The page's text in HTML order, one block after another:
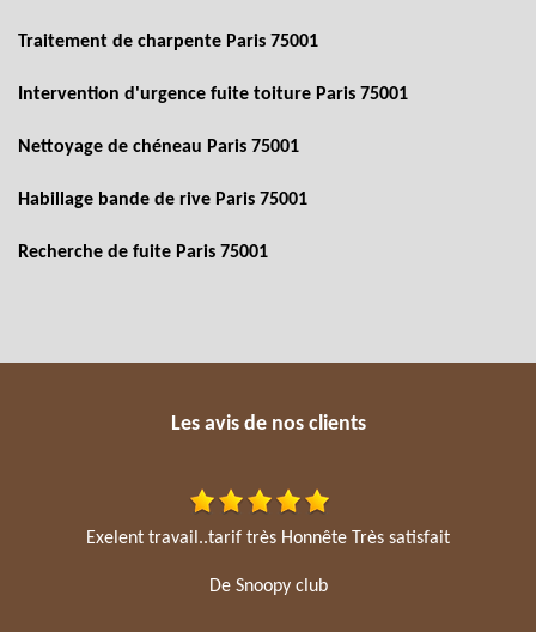
Traitement de charpente Paris 75001
Intervention d'urgence fuite toiture Paris 75001
Nettoyage de chéneau Paris 75001
Habillage bande de rive Paris 75001
Recherche de fuite Paris 75001
Les avis de nos clients
Exelent travail..tarif très Honnête Très satisfait
De Snoopy club